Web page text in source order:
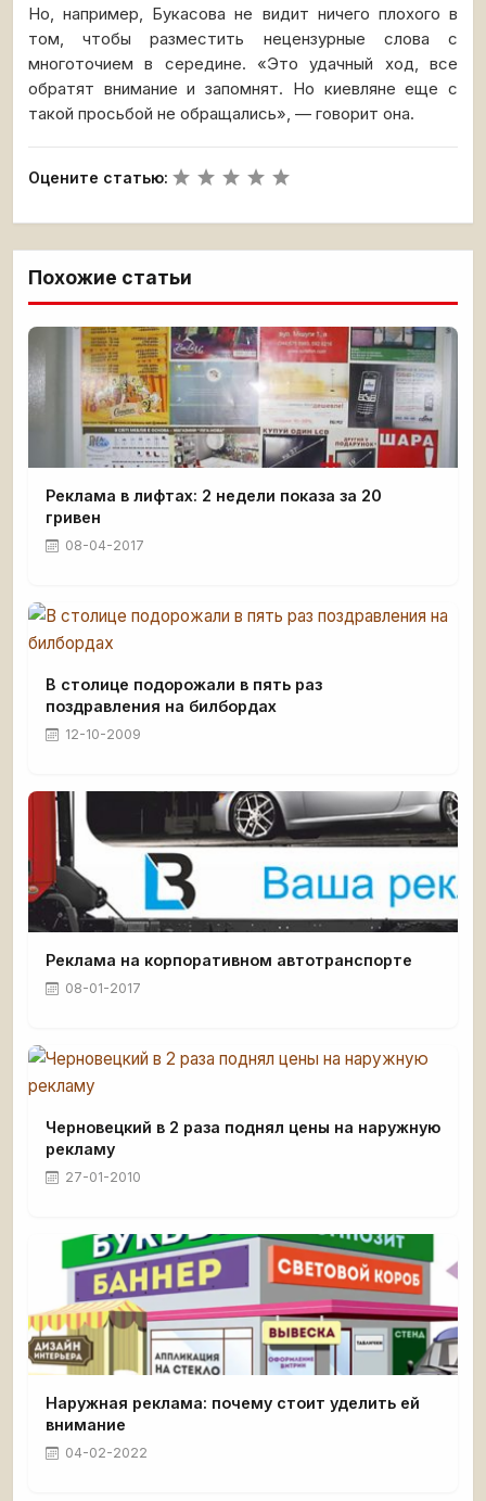
Но, например, Букасова не видит ничего плохого в
том, чтобы разместить нецензурные слова с
многоточием в середине. «Это удачный ход, все
обратят внимание и запомнят. Но киевляне еще с
такой просьбой не обращались», — говорит она.
Оцените статью:
Похожие статьи
Реклама в лифтах: 2 недели показа за 20
гривен
08-04-2017
В столице подорожали в пять раз
поздравления на билбордах
12-10-2009
Реклама на корпоративном автотранспорте
08-01-2017
Черновецкий в 2 раза поднял цены на наружную
рекламу
27-01-2010
Наружная реклама: почему стоит уделить ей
внимание
04-02-2022